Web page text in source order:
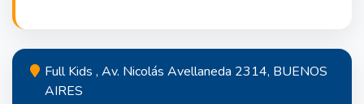
Full Kids , Av. Nicolás Avellaneda 2314, BUENOS
AIRES